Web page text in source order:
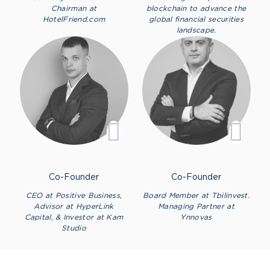
Chairman at
HotelFriend.com
blockchain to advance the
global financial securities
landscape.
Co-Founder
CEO at Positive Business,
Advisor at HyperLink
Capital, & Investor at Kam
Studio
Co-Founder
Board Member at Tbilinvest.
Managing Partner at
Ynnovas